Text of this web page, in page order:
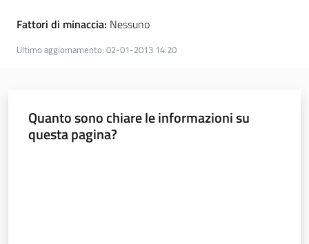
Novità
Fattori di minaccia: Nessuno
Ultimo aggiornamento: 02-01-2013 14:20
Quanto sono chiare le informazioni su
questa pagina?